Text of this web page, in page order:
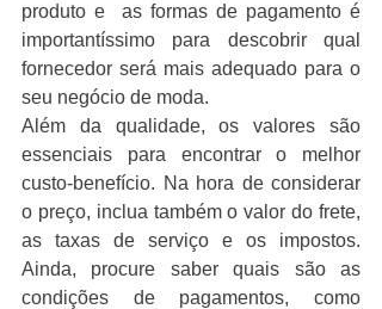
produto e  as formas de pagamento é
importantíssimo para descobrir qual
fornecedor será mais adequado para o
seu negócio de moda.
Além da qualidade, os valores são
essenciais para encontrar o melhor
custo-benefício. Na hora de considerar
o preço, inclua também o valor do frete,
as taxas de serviço e os impostos.
Ainda, procure saber quais são as
condições de pagamentos, como